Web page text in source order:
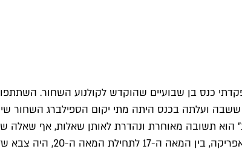
כנס בן שבועיים שהוקדש לקולנוע השחור. השתתפו
ששבה ועלתה בכנס היתה מתי יקום הספילברג
הוא תשובה מאוחרת ונהדרת לאותן שאלות, אף שאלה
בממלכת דהומיי